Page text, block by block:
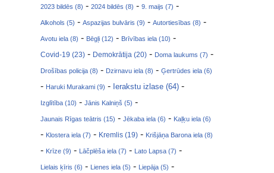
2023 bildēs (8) - 2024 bildēs (8) - 9. maijs (7) -
Alkohols (5) - Aspazijas bulvāris (9) - Autortiesības (8) -
Avotu iela (8) - Bēgļi (12) - Brīvības iela (10) -
Covid-19 (23) - Demokrātija (20) - Doma laukums (7) -
Drošības policija (8) - Dzirnavu iela (8) - Ģertrūdes iela (6)
- Haruki Murakami (9) - Ierakstu izlase (64) -
Izglītība (10) - Jānis Kalniņš (5) -
Jaunais Rīgas teātris (15) - Jēkaba iela (6) - Kaļķu iela (6)
- Klostera iela (7) - Kremlis (19) - Krišjāņa Barona iela (8)
- Krīze (9) - Lāčplēša iela (7) - Lato Lapsa (7) -
Lielais ķīris (6) - Lienes iela (5) - Liepāja (5) -